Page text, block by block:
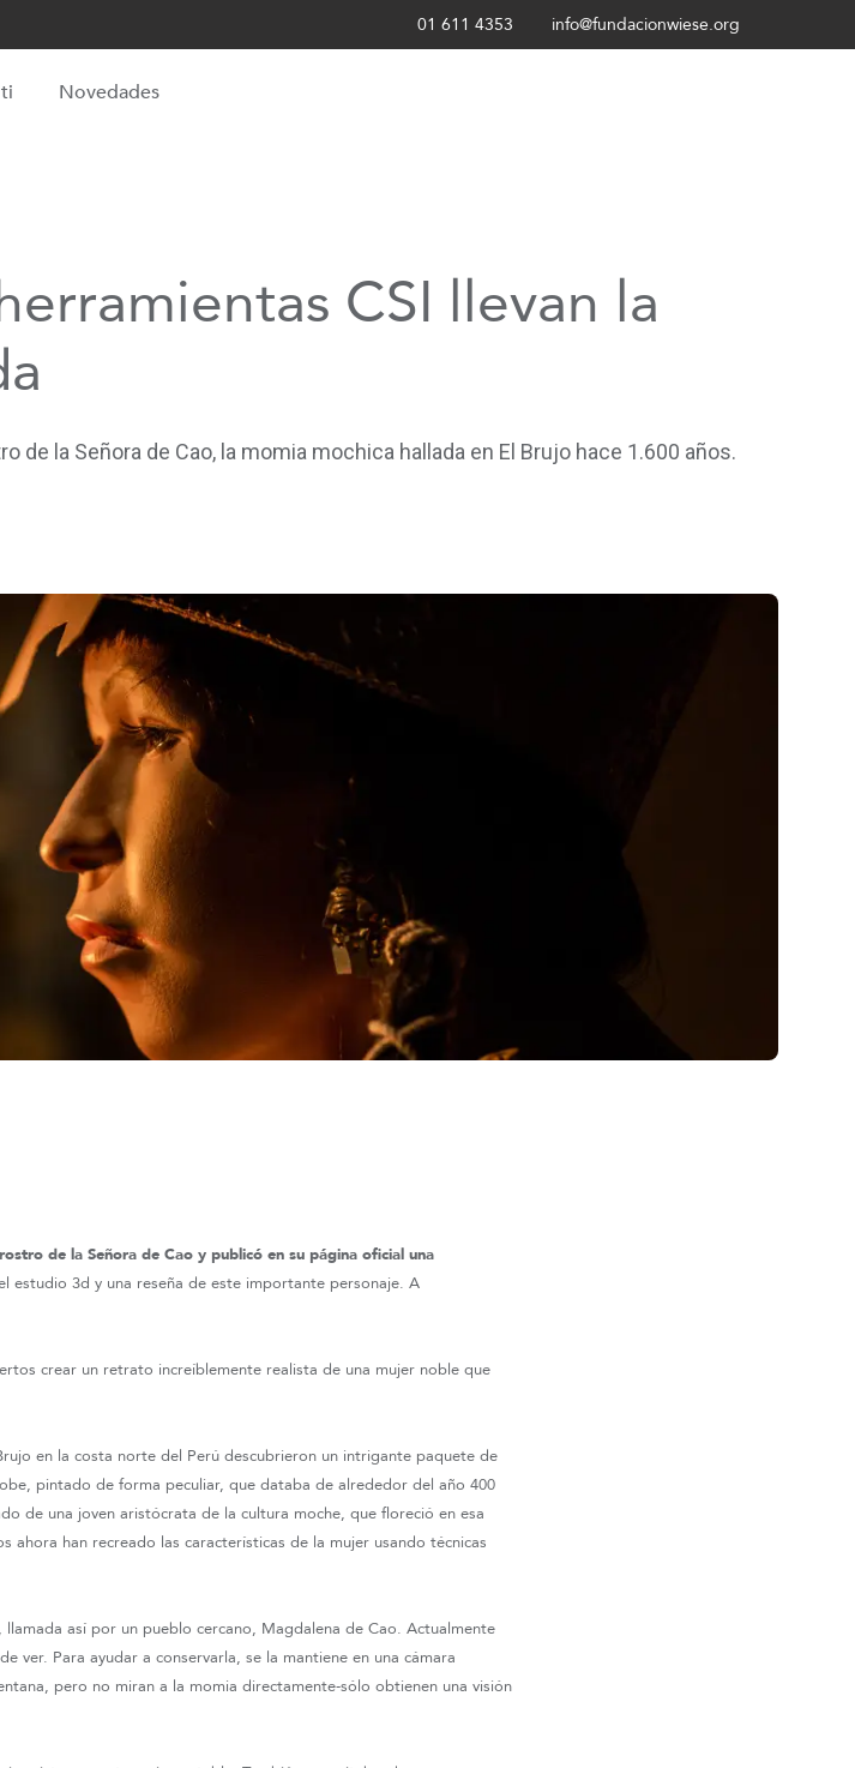
01 611 4353 info@fundacionwiese.org
Novedades
CSI llevan la
la Señora de Cao, la momia mochica hallada en El Brujo hace 1.600 años.
de la Señora de Cao y publicó en su página oficial una
estudio 3d y una reseña de este importante personaje. A
crear un retrato increíblemente realista de una mujer noble que
en la costa norte del Perú descubrieron un intrigante paquete de
pintado de forma peculiar, que databa de alrededor del año 400
de una joven aristócrata de la cultura moche, que floreció en esa
ahora han recreado las características de la mujer usando técnicas
así por un pueblo cercano, Magdalena de Cao. Actualmente
ver. Para ayudar a conservarla, se la mantiene en una cámara
pero no miran a la momia directamente-sólo obtienen una visión